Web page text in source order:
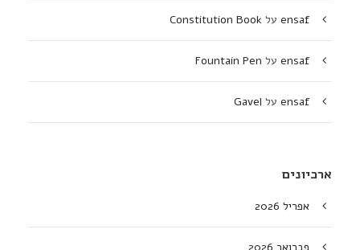
ensaf על Constitution Book
ensaf על Fountain Pen
ensaf על Gavel
ארכיונים
אפריל 2026